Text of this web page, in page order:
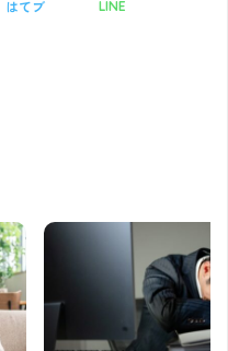
はてブ LINE